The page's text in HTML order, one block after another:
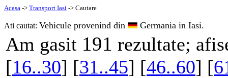
Acasa -> Transport Iasi -> Cautare
Ati cautat: Vehicule provenind din Germania in Iasi.
Am gasit 191 rezultate;
[16..30] [31..45] [46..60] [